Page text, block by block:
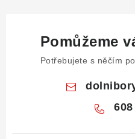
Pomůžeme
Potřebujete s něčím